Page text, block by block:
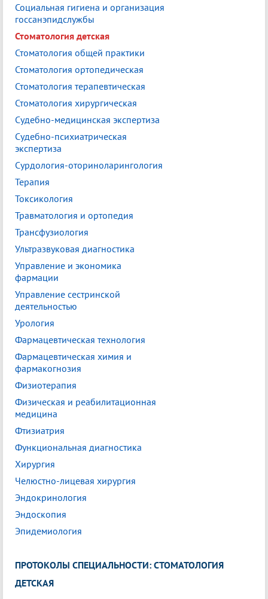
Социальная гигиена и организация
госсанэпидслужбы
Стоматология детская
Стоматология общей практики
Стоматология ортопедическая
Стоматология терапевтическая
Стоматология хирургическая
Судебно-медицинская экспертиза
Судебно-психиатрическая
экспертиза
Сурдология-оториноларингология
Терапия
Токсикология
Травматология и ортопедия
Трансфузиология
Ультразвуковая диагностика
Управление и экономика
фармации
Управление сестринской
деятельностью
Урология
Фармацевтическая технология
Фармацевтическая химия и
фармакогнозия
Физиотерапия
Физическая и реабилитационная
медицина
Фтизиатрия
Функциональная диагностика
Хирургия
Челюстно-лицевая хирургия
Эндокринология
Эндоскопия
Эпидемиология
ПРОТОКОЛЫ СПЕЦИАЛЬНОСТИ: СТОМАТОЛОГИЯ
ДЕТСКАЯ